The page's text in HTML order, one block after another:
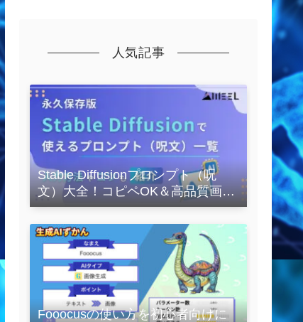
人気記事
Stable Diffusionプロンプト（呪
文）大全！コピペOK＆高品質画像
を作るコツの完全保存版
Fooocusの使い方を初心者向けに